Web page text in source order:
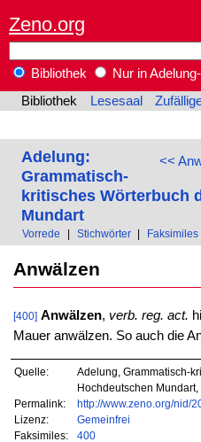
Zeno.org
Bibliothek
Nur in
Bibliothek
Lesesaal
<<
Adelung:
Grammatisch-
kritisches Wörterbuch
Mundart
Vorrede Stichwörter Faksimiles
Anwälzen
[400] Anwälzen, verb. reg. act.
Mauer anwälzen. So auch die
Quelle:
Adelung, Grammatisch-
Hochdeutschen
Permalink:
http://www.zeno.org/nid/
Lizenz:
Gemeinfrei
Faksimiles:
400